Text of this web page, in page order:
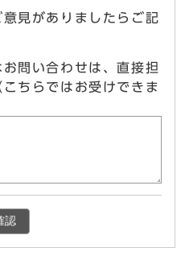
見がありましたらご記
お問い合わせは、直接担
ちらではお受けできま
認